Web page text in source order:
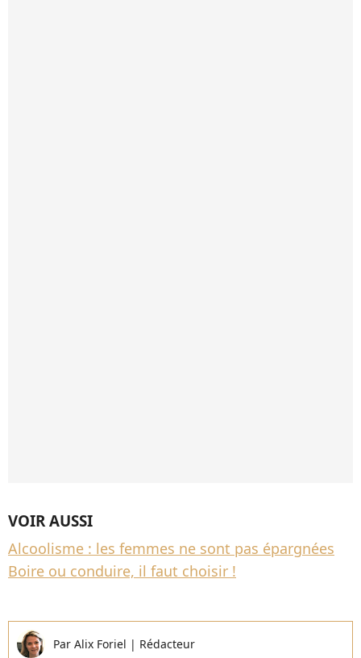
VOIR AUSSI
Alcoolisme : les femmes ne sont pas épargnées
Boire ou conduire, il faut choisir !
Par Alix Foriel | Rédacteur